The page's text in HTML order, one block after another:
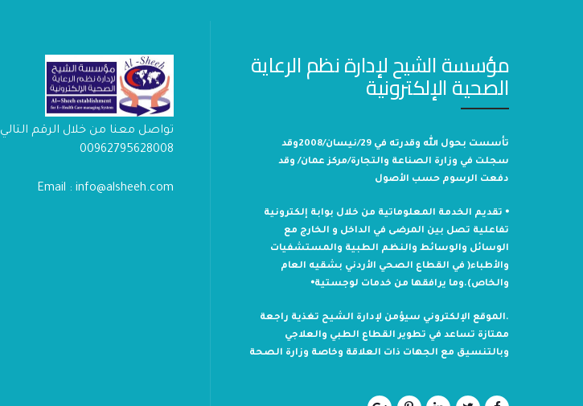
مؤسسة الشيح لإدارة نظم الرعاية
الصحية الإلكترونية
تأسست بحول الله وقدرته في 29/نيسان/2008وقد
سجلت في وزارة الصناعة والتجارة/مركز عمان/ وقد
دفعت الرسوم حسب الأصول
⦁ تقديم الخدمة المعلوماتية من خلال بوابة إلكترونية
تفاعلية تصل بين المرضى في الداخل و الخارج مع
الوسائل والوسائط والنظم الطبية والمستشفيات
والأطباء( في القطاع الصحي الأردني بشقيه العام
والخاص).وما يرافقها من خدمات لوجستية⦁
.الموقع الإلكتروني سيؤمن لإدارة الشيح تغذية راجعة
ممتازة تساعد في تطوير القطاع الطبي والعلاجي
وبالتنسيق مع الجهات ذات العلاقة وخاصة وزارة الصحة
تواصل معنا من خلال الرقم التالي
00962795628008
Email : info@alsheeh.com